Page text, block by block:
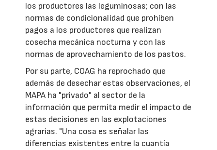
los productores las leguminosas; con las
normas de condicionalidad que prohíben
pagos a los productores que realizan
cosecha mecánica nocturna y con las
normas de aprovechamiento de los pastos.
Por su parte, COAG ha reprochado que
además de desechar estas observaciones, el
MAPA ha "privado" al sector de la
información que permita medir el impacto de
estas decisiones en las explotaciones
agrarias. "Una cosa es señalar las
diferencias existentes entre la cuantía